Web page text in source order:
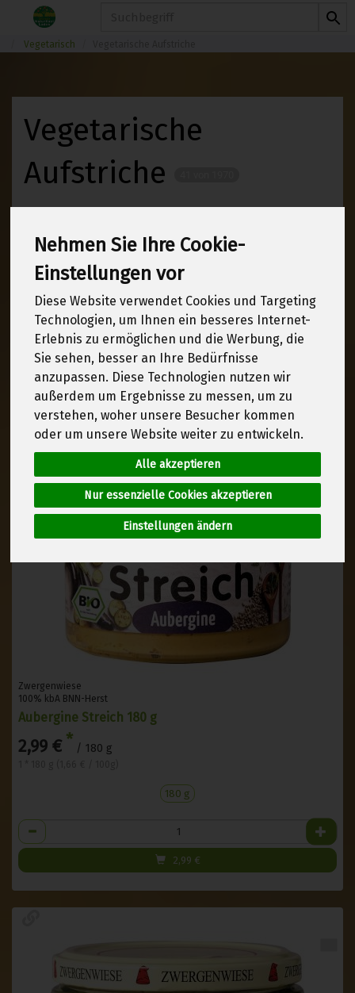
Nehmen Sie Ihre Cookie-
Einstellungen vor
Diese Website verwendet Cookies und Targeting
Technologien, um Ihnen ein besseres Internet-
Erlebnis zu ermöglichen und die Werbung, die
Sie sehen, besser an Ihre Bedürfnisse
anzupassen. Diese Technologien nutzen wir
außerdem um Ergebnisse zu messen, um zu
verstehen, woher unsere Besucher kommen
oder um unsere Website weiter zu entwickeln.
Alle akzeptieren
Nur essenzielle Cookies akzeptieren
Einstellungen ändern
Vegetarisch
Vegetarische
Aufstriche
Hersteller Ernährung
Allergene
Zwergenwiese
100% kbA BNN-Herst
Aubergine Streich 180 g
2,99 € * / 180 g
180 g
Anzahl
2,99 €